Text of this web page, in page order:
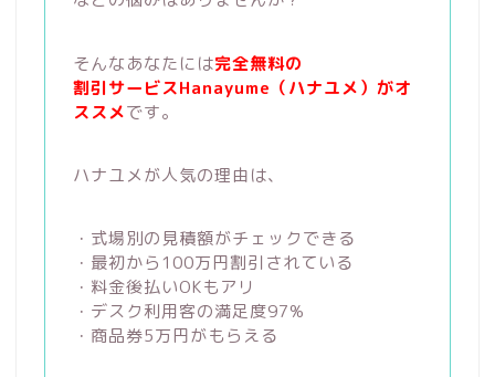
そんなあなたには完全無料の
割引サービスHanayume（ハナユメ）がオ
ススメです。
ハナユメが人気の理由は、
・式場別の見積額がチェックできる
・最初から100万円割引されている
・料金後払いOKもアリ
・デスク利用客の満足度97%
・商品券5万円がもらえる